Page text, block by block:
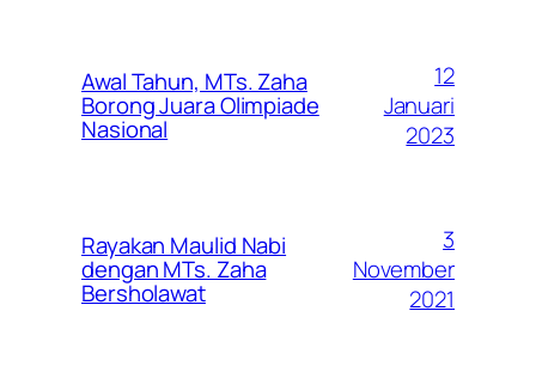
Awal Tahun, MTs. Zaha
Borong Juara Olimpiade
Nasional
12
Januari
2023
Rayakan Maulid Nabi
dengan MTs. Zaha
Bersholawat
3
November
2021